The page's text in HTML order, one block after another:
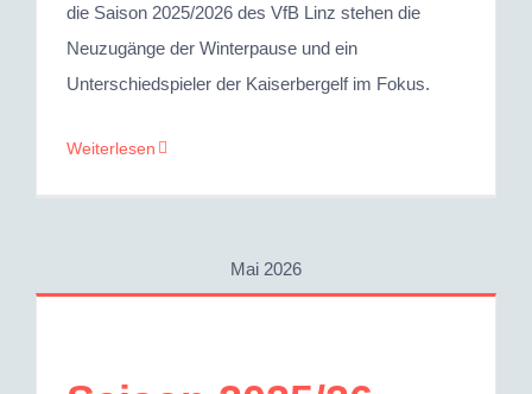
die Saison 2025/2026 des VfB Linz stehen die
Neuzugänge der Winterpause und ein
Unterschiedspieler der Kaiserbergelf im Fokus.
Weiterlesen
Mai 2026